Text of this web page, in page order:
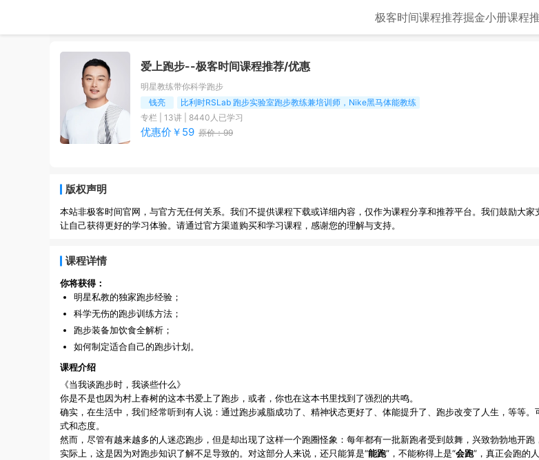
极客时间课程推荐掘金小册课程
爱上跑步--极客时间课程推荐/优惠
明星教练带你科学跑步
钱亮
比利时RSLab 跑步实验室跑步教练兼培训师，Nike黑马体能教练
专栏
13讲 | 8440 人已学习
优惠价￥ 59 原价：99
版权声明
本站非极客时间官网，与官方无任何关系。我们不提供课程下载或详细内容，仅作为课程分享和推荐平台。我们鼓励大
让自己获得更好的学习体验。请通过官方渠道购买和学习课程，感谢您的理解与支持。
课程详情
你将获得：
明星私教的独家跑步经验；
科学无伤的跑步训练方法；
跑步装备加饮食全解析；
如何制定适合自己的跑步计划。
课程介绍
《当我谈跑步时，我谈些什么》
你是不是也因为村上春树的这本书爱上了跑步，或者，你也在这本书里找到了强烈的共鸣。
确实，在生活中，我们经常听到有人说：通过跑步减脂成功了、精神状态更好了、体能提升了、跑步改变了人生，等等
式和态度。
然而，尽管有越来越多的人迷恋跑步，但是却出现了这样一个跑圈怪象：每年都有一批新跑者受到鼓舞，兴致勃勃地开
实际上，这是因为对跑步知识了解不足导致的。对这部分人来说，还只能算是“能跑”，不能称得上是“会跑”，真正会跑的